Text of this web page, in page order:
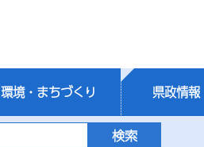
環境・まちづくり 県政情報